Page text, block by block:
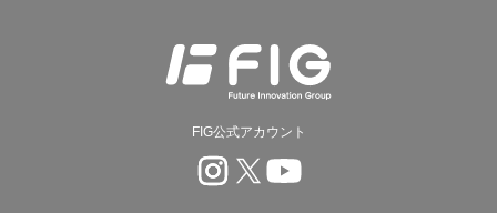
FIG公式アカウント